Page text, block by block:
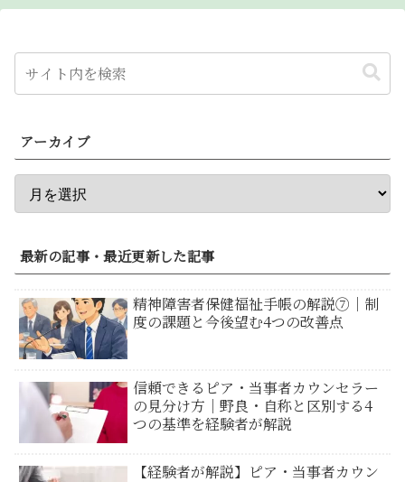
アーカイブ
最新の記事・最近更新した記事
精神障害者保健福祉手帳の解説⑦｜制
度の課題と今後望む4つの改善点
信頼できるピア・当事者カウンセラー
の見分け方｜野良・自称と区別する4
つの基準を経験者が解説
【経験者が解説】ピア・当事者カウン